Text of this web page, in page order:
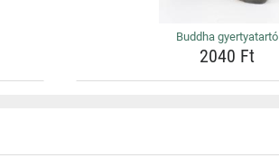
Buddha gyertyatartó
2040 Ft